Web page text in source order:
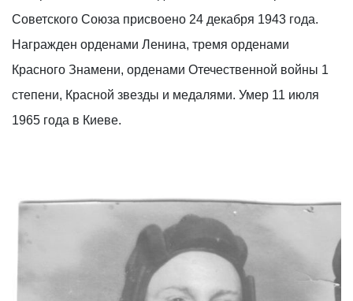
Советского Союза присвоено 24 декабря 1943 года.
Награжден орденами Ленина, тремя орденами
Красного Знамени, орденами Отечественной войны 1
степени, Красной звезды и медалями. Умер 11 июля
1965 года в Киеве.